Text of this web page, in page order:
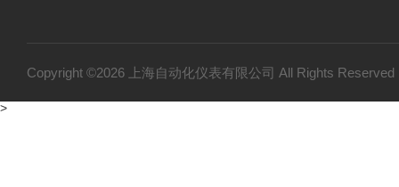
压力变送器
Copyright ©2026 上海自动化仪表有限公司 All Rights
>